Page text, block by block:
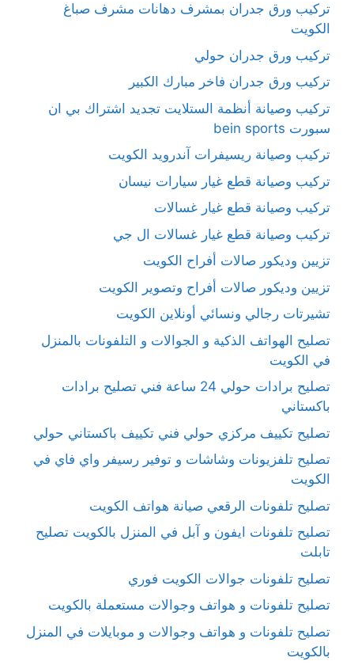
تركيب ورق جدران بمشرف دهانات مشرف صباغ
الكويت
تركيب ورق جدران حولي
تركيب ورق جدران فاخر مبارك الكبير
تركيب وصيانة أنظمة الستلايت تجديد اشتراك بي ان
سبورت bein sports
تركيب وصيانة ريسيفرات آندرويد الكويت
تركيب وصيانة قطع غيار سيارات نيسان
تركيب وصيانة قطع غيار غسالات
تركيب وصيانة قطع غيار غسالات ال جي
تزيين وديكور صالات أفراح الكويت
تزيين وديكور صالات أفراح وتصوير الكويت
تشيرتات رجالي ونسائي أونلاين الكويت
تصليح الهواتف الذكية و الجوالات و التلفونات بالمنزل
في الكويت
تصليح برادات حولي 24 ساعة فني تصليح برادات
باكستاني
تصليح تكييف مركزي حولي فني تكييف باكستاني حولي
تصليح تلفزيونات وشاشات و توفير رسيفر واي فاي في
الكويت
تصليح تلفونات الرقعي صيانة هواتف الكويت
تصليح تلفونات ايفون و آبل في المنزل بالكويت تصليح
تابلت
تصليح تلفونات جوالات الكويت فوري
تصليح تلفونات و هواتف وجوالات مستعملة بالكويت
تصليح تلفونات و هواتف وجوالات و موبايلات في المنزل
بالكويت